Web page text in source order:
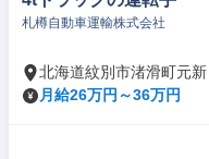
札樽自動車運輸株式会社
北海道紋別市渚滑町元新
月給26万円～36万円